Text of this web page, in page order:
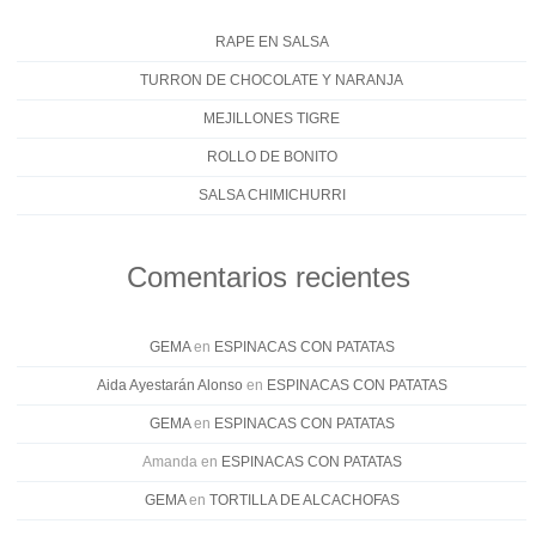
RAPE EN SALSA
TURRON DE CHOCOLATE Y NARANJA
MEJILLONES TIGRE
ROLLO DE BONITO
SALSA CHIMICHURRI
Comentarios recientes
GEMAen ESPINACAS CON PATATAS
Aida Ayestarán Alonso en ESPINACAS CON PATATAS
GEMAen ESPINACAS CON PATATAS
Amandaen ESPINACAS CON PATATAS
GEMAen TORTILLA DE ALCACHOFAS